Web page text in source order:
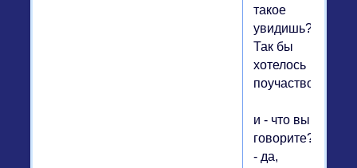
такое
увидишь?
Так бы
хотелось
поучаствовать
и - что вы
говорите?
- да,